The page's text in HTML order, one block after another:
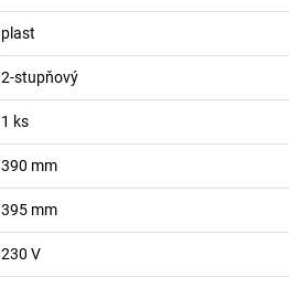
plast
2-stupňový
1 ks
390 mm
395 mm
230 V